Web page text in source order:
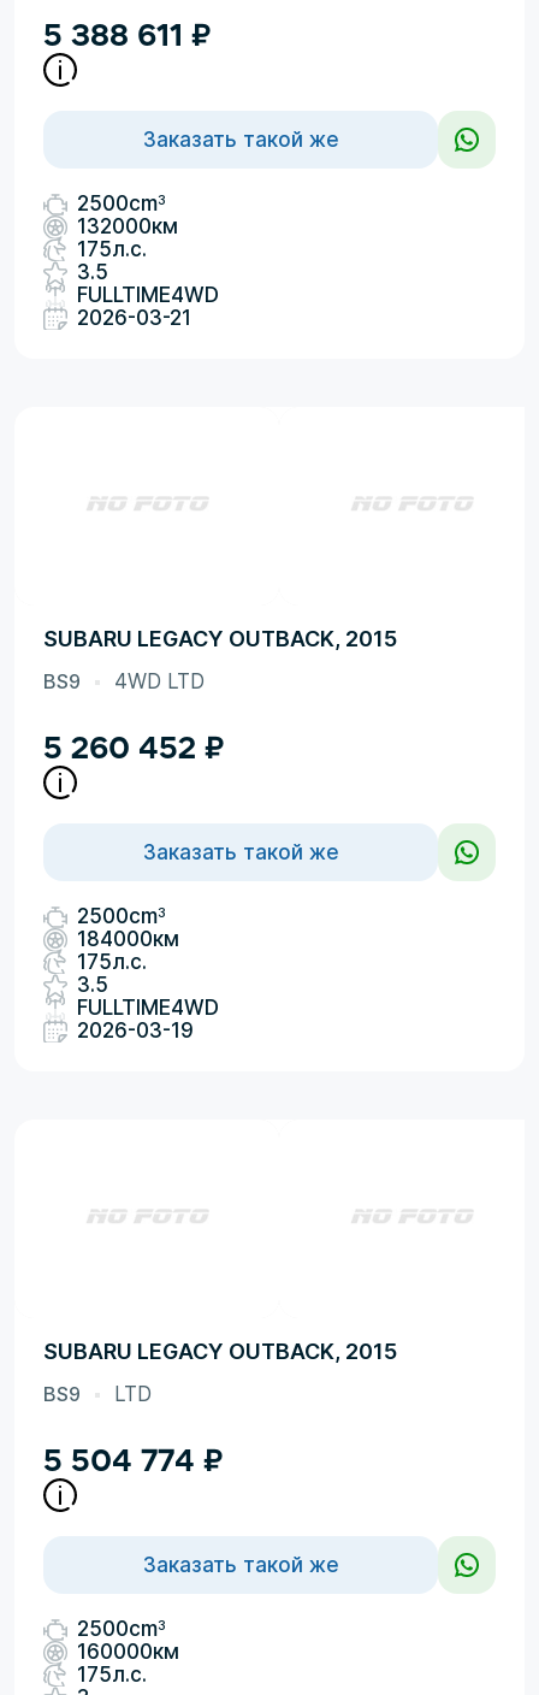
5 388 611 ₽
Заказать такой же
2500cm3
132000км
175л.с.
3.5
FULLTIME4WD
2026-03-21
SUBARU LEGACY OUTBACK, 2015
BS9 4WD LTD
5 260 452 ₽
Заказать такой же
2500cm3
184000км
175л.с.
3.5
FULLTIME4WD
2026-03-19
SUBARU LEGACY OUTBACK, 2015
BS9 LTD
5 504 774 ₽
Заказать такой же
2500cm3
160000км
175л.с.